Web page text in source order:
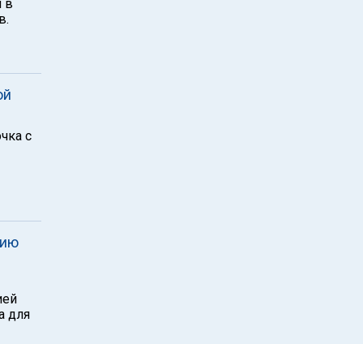
в
с
для